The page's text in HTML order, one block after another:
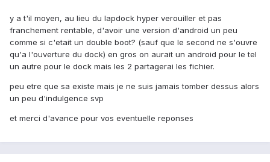
y a t'il moyen, au lieu du lapdock hyper verouiller et pas
franchement rentable, d'avoir une version d'android un peu
comme si c'etait un double boot? (sauf que le second ne s'ouvre
qu'a l'ouverture du dock) en gros on aurait un android pour le tel
un autre pour le dock mais les 2 partagerai les fichier.
peu etre que sa existe mais je ne suis jamais tomber dessus alors
un peu d'indulgence svp
et merci d'avance pour vos eventuelle reponses